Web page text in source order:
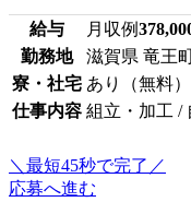
給与 月収例
勤務地
滋賀県 竜王
寮・社宅 あり（無料）
仕事内容 組立・加工 /
＼最短45秒で完了／
応募へ進む